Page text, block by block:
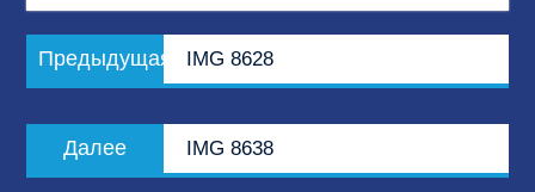
Навигация
по
Предыдущая
запись:
IMG 8628
Далее
запись:
IMG 8638